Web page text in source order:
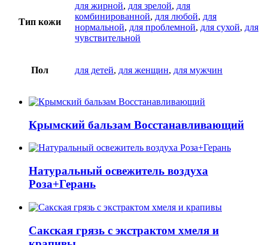
Тип кожи
для жирной, для зрелой, для
комбинированной, для любой, для
нормальной, для проблемной, для сухой, для
чувствительной
Пол для детей, для женщин, для мужчин
Крымский бальзам Восстанавливающий
Натуральный освежитель воздуха
Роза+Герань
Сакская грязь с экстрактом хмеля и